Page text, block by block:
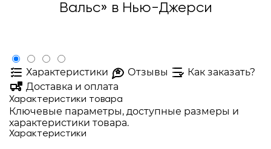
Вальс» в Нью-Джерси
Характеристики Отзывы
Как заказать?
Доставка и оплата
Характеристики товара
Ключевые параметры, доступные размеры и
характеристики товара.
Характеристики